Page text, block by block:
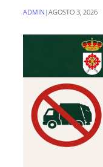
ADMIN |AGOSTO 3, 2026